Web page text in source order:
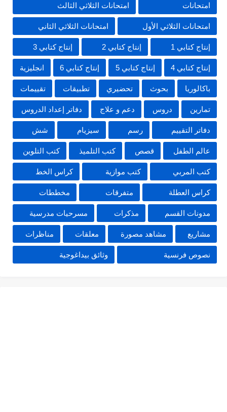
امتحانات امتحانات الثلاثي الثالث
امتحانات الثلاثي الأول امتحانات الثلاثي الثاني
إنتاج كتابي 1 إنتاج كتابي 2 إنتاج كتابي 3
إنتاج كتابي 4 إنتاج كتابي 5 إنتاج كتابي 6 انجليزية
باكالوريا بحوث تحضيري تطبيقات تقييمات
تمارين دروس دعم و علاج دفاتر إعداد الدروس
دفاتر التقييم رسم سيزيام شش
عالم الطفل قصص كتب التلميذ كتب التلوين
كتب المربي كتب موازية كراس الخط
كراس العطلة متفرقات مخططات
مدونات القسم مذكرات مسرحيات مدرسية
مشاريع مشاهد مصورة معلقات مناظرات
نصوص فرنسية وثائق بيداغوجية